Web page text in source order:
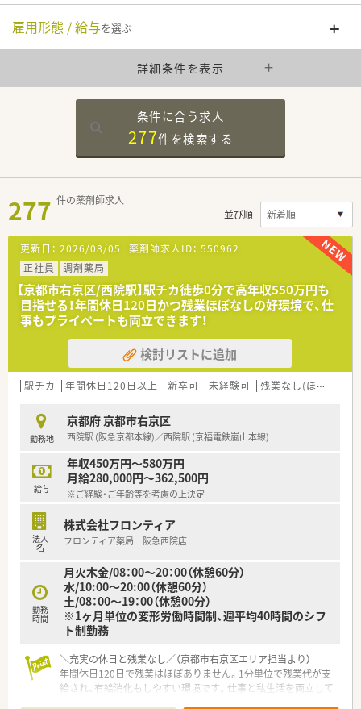
雇用形態 / 給与を選ぶ
詳細条件を表示
条件に合う求人
277件を検索する
277 件の薬剤師求人
並び順
更新日： 2026/08/05 薬剤師求人ID： 550962
正社員
調剤薬局
【京都市右京区/西院駅】駅チカ徒歩0分で高年収550万円も
目指せる！年間休日120日かつ残業ほぼなしの好環境で、仕
事もプライベートも両立できます！
検討リストに追加
駅チカ 年間休日120日以上 新卒可 未経験可 残業なし(ほぼなし含む)
勤務地
京都府 京都市右京区
西院駅 (阪急京都本線)／西院駅 (京福電鉄嵐山本線)
給与
年収450万円～580万円
月給280,000円～362,500円
※ご経験・ご年齢等を考慮の上決定
法人
名
株式会社フロンティア
フロンティア薬局 阪急西院店
勤務
時間
月火木金/08：00～20：00（休憩60分）
水/10:00～20:00（休憩60分）
土/08：00～19：00（休憩00分）
※1ヶ月単位の変形労働時間制、週平均40時間のシフ
ト制勤務
＼充実の休日と残業なし／（京都市右京区エリア担当より）
年間休日120日で残業はほぼありません。1分単位で残業代が支
給され、有給消化もしやすい環境です。仕事と私生活を両立して